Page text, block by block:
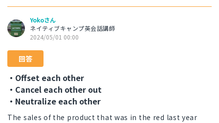
Yokoさん
ネイティブキャンプ英会話講師
2024/05/01 00:00
回答
・Offset each other
・Cancel each other out
・Neutralize each other
The sales of the product that was in the red last year